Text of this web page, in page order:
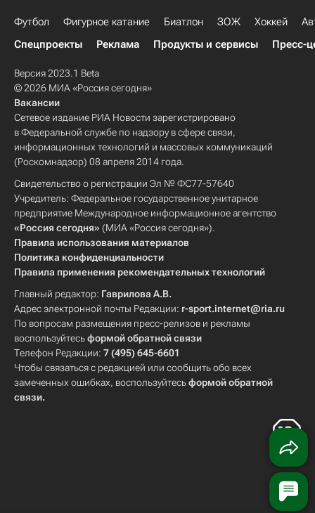
Футбол Фигурное катание Биатлон ЗОЖ Хоккей
Спецпроекты
Реклама Продукты и сервисы Пресс-
Версия 2023.1 Beta
© 2026 МИА «Россия сегодня»
Вакансии
Сетевое издание РИА Новости зарегистрировано
в Федеральной службе по надзору в сфере связи,
информационных технологий и массовых коммуникаций
(Роскомнадзор) 08 апреля 2014 года.
Свидетельство о регистрации Эл № ФС77-57640
Учредитель: Федеральное государственное унитарное
предприятие Международное информационное агентство
«Россия сегодня» (МИА «Россия сегодня»).
Правила использования материалов
Политика конфиденциальности
Правила применения рекомендательных технологий
Главный редактор: Гаврилова А.В.
Адрес электронной почты Редакции: r-sport.internet@ria.ru
По вопросам размещения пресс-релизов и рекламы
воспользуйтесьформой обратной связи
Телефон Редакции: 7 (495) 645-6601
Чтобы связаться с редакцией или сообщить обо всех
замеченных ошибках, воспользуйтесьформой обратной
связи.